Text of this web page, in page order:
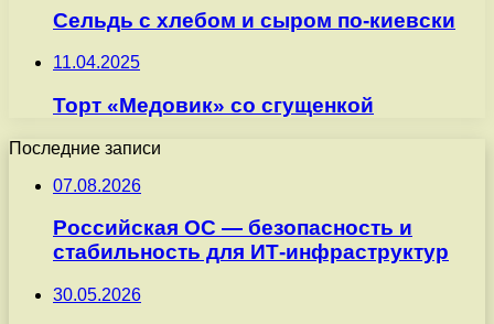
Сельдь с хлебом и сыром по-киевски
11.04.2025
Торт «Медовик» со сгущенкой
Последние записи
07.08.2026
Российская ОС — безопасность и
стабильность для ИТ-инфраструктур
30.05.2026